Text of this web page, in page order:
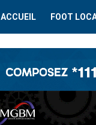
ACCUEIL FOOT